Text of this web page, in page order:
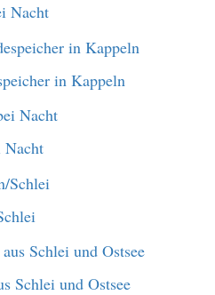
Nacht
in Kappeln
Nacht
Schlei und Ostsee